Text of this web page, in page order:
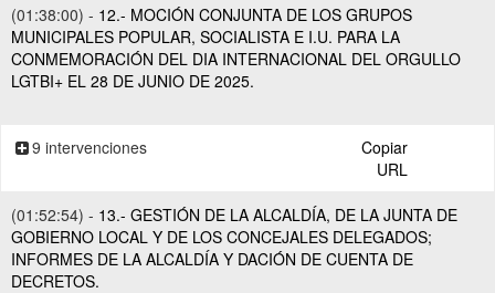
(01:38:00) - 12.- MOCIÓN CONJUNTA DE LOS GRUPOS
MUNICIPALES POPULAR, SOCIALISTA E I.U. PARA LA
CONMEMORACIÓN DEL DIA INTERNACIONAL DEL ORGULLO
LGTBI+ EL 28 DE JUNIO DE 2025.
9 intervenciones
Copiar
URL
(01:52:54) - 13.- GESTIÓN DE LA ALCALDÍA, DE LA JUNTA DE
GOBIERNO LOCAL Y DE LOS CONCEJALES DELEGADOS;
INFORMES DE LA ALCALDÍA Y DACIÓN DE CUENTA DE
DECRETOS.